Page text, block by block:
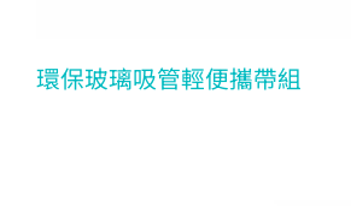
環保玻璃吸管輕便攜帶組